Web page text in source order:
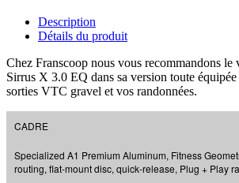
Description
Détails du produit
Chez Franscoop nous vous recommandons le
Sirrus X 3.0 EQ dans sa version toute
sorties VTC gravel et vos randonnées.
CADRE
Specialized A1 Premium Aluminum, Fitness
routing, flat-mount disc, quick-release, Plug + Play